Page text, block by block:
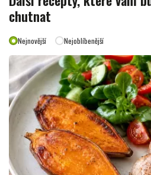
chutnat
Nejnovější Nejoblíbenější